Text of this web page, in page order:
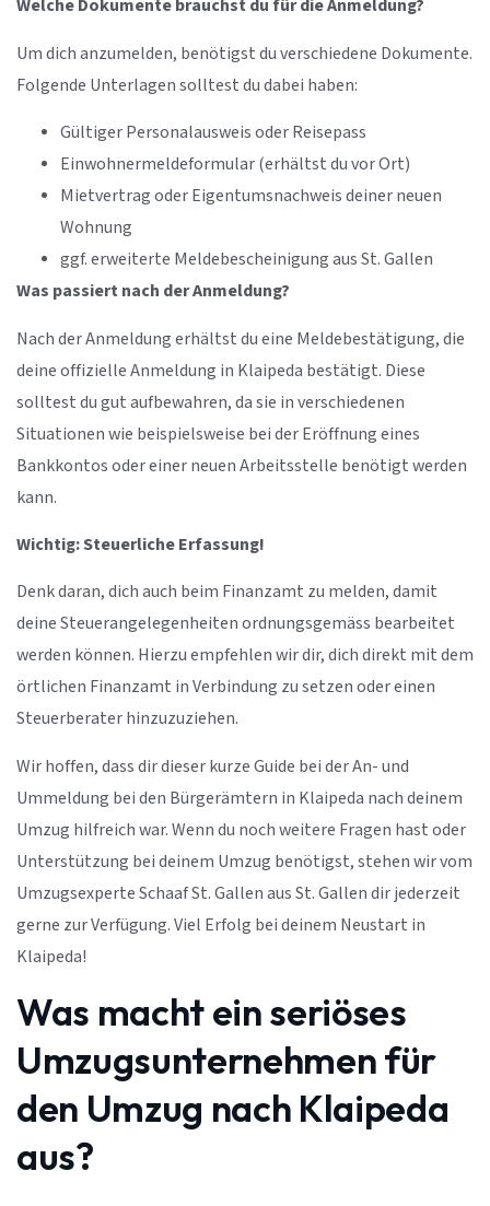
Welche Dokumente brauchst du für die Anmeldung?
Um dich anzumelden, benötigst du verschiedene Dokumente.
Folgende Unterlagen solltest du dabei haben:
Gültiger Personalausweis oder Reisepass
Einwohnermeldeformular (erhältst du vor Ort)
Mietvertrag oder Eigentumsnachweis deiner neuen
Wohnung
ggf. erweiterte Meldebescheinigung aus St. Gallen
Was passiert nach der Anmeldung?
Nach der Anmeldung erhältst du eine Meldebestätigung, die
deine offizielle Anmeldung in Klaipeda bestätigt. Diese
solltest du gut aufbewahren, da sie in verschiedenen
Situationen wie beispielsweise bei der Eröffnung eines
Bankkontos oder einer neuen Arbeitsstelle benötigt werden
kann.
Wichtig: Steuerliche Erfassung!
Denk daran, dich auch beim Finanzamt zu melden, damit
deine Steuerangelegenheiten ordnungsgemäss bearbeitet
werden können. Hierzu empfehlen wir dir, dich direkt mit dem
örtlichen Finanzamt in Verbindung zu setzen oder einen
Steuerberater hinzuzuziehen.
Wir hoffen, dass dir dieser kurze Guide bei der An- und
Ummeldung bei den Bürgerämtern in Klaipeda nach deinem
Umzug hilfreich war. Wenn du noch weitere Fragen hast oder
Unterstützung bei deinem Umzug benötigst, stehen wir vom
Umzugsexperte Schaaf St. Gallen aus St. Gallen dir jederzeit
gerne zur Verfügung. Viel Erfolg bei deinem Neustart in
Klaipeda!
Was macht ein seriöses
Umzugsunternehmen für
den Umzug nach Klaipeda
aus?